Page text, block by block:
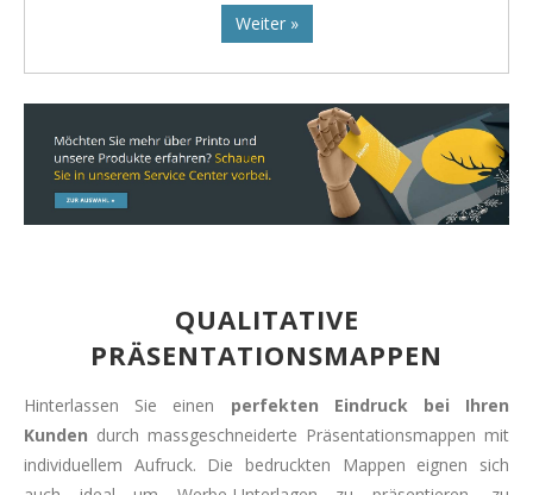
Weiter »
QUALITATIVE
PRÄSENTATIONSMAPPEN
Hinterlassen Sie einen perfekten Eindruck bei Ihren
Kunden durch massgeschneiderte Präsentationsmappen mit
individuellem Aufruck. Die bedruckten Mappen eignen sich